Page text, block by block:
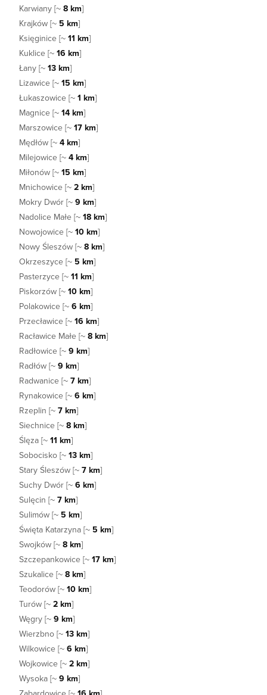
Karwiany [~ 8 km]
Krajków [~ 5 km]
Księginice [~ 11 km]
Kuklice [~ 16 km]
Łany [~ 13 km]
Lizawice [~ 15 km]
Łukaszowice [~ 1 km]
Magnice [~ 14 km]
Marszowice [~ 17 km]
Mędłów [~ 4 km]
Milejowice [~ 4 km]
Miłonów [~ 15 km]
Mnichowice [~ 2 km]
Mokry Dwór [~ 9 km]
Nadolice Małe [~ 18 km]
Nowojowice [~ 10 km]
Nowy Śleszów [~ 8 km]
Okrzeszyce [~ 5 km]
Pasterzyce [~ 11 km]
Piskorzów [~ 10 km]
Polakowice [~ 6 km]
Przecławice [~ 16 km]
Racławice Małe [~ 8 km]
Radłowice [~ 9 km]
Radłów [~ 9 km]
Radwanice [~ 7 km]
Rynakowice [~ 6 km]
Rzeplin [~ 7 km]
Siechnice [~ 8 km]
Ślęza [~ 11 km]
Sobocisko [~ 13 km]
Stary Śleszów [~ 7 km]
Suchy Dwór [~ 6 km]
Sulęcin [~ 7 km]
Sulimów [~ 5 km]
Święta Katarzyna [~ 5 km]
Swojków [~ 8 km]
Szczepankowice [~ 17 km]
Szukalice [~ 8 km]
Teodorów [~ 10 km]
Turów [~ 2 km]
Węgry [~ 9 km]
Wierzbno [~ 13 km]
Wilkowice [~ 6 km]
Wojkowice [~ 2 km]
Wysoka [~ 9 km]